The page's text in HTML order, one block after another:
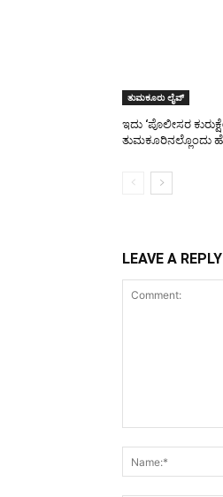
ತುಮಕೂರು ಲೈವ್
ಇದು ‘ಪೊಲೀಸರ
ತುಮಕೂರಿನಲ್ಲೊಂದು
LEAVE A REPLY